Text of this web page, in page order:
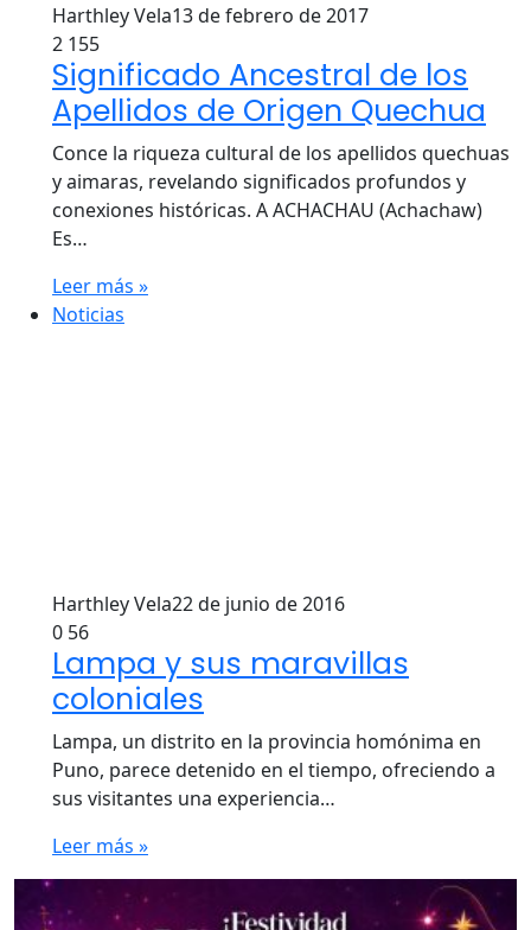
Harthley Vela13 de febrero de 2017
2 155
Significado Ancestral de los
Apellidos de Origen Quechua
Conce la riqueza cultural de los apellidos quechuas
y aimaras, revelando significados profundos y
conexiones históricas. A ACHACHAU (Achachaw)
Es…
Leer más »
Noticias
Harthley Vela22 de junio de 2016
0 56
Lampa y sus maravillas
coloniales
Lampa, un distrito en la provincia homónima en
Puno, parece detenido en el tiempo, ofreciendo a
sus visitantes una experiencia…
Leer más »